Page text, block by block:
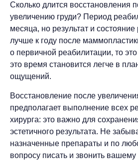
Сколько длится восстановления
увеличению груди? Период
месяца, но результат и состояние
лучше к году после
о первичной реабилитации, то
это время становится легче в
ощущений.
Восстановление после
предполагает выполнение всех
хирурга: это важно для
эстетичного результата. Не
назначенные препараты и по
вопросу писать и звонить вашему